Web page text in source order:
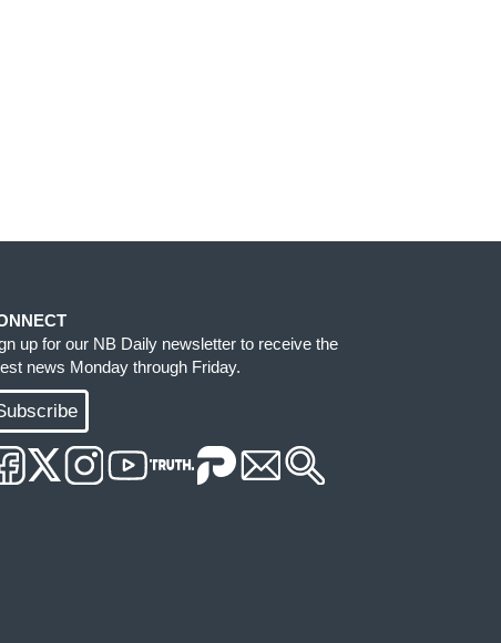
up for our NB Daily newsletter to receive the
news Monday through Friday.